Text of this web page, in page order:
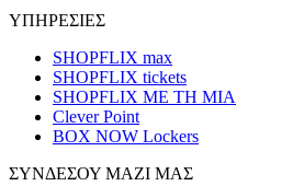
ΥΠΗΡΕΣΙΕΣ
SHOPFLIX max
SHOPFLIX tickets
SHOPFLIX ΜΕ ΤΗ ΜΙΑ
Clever Point
BOX NOW Lockers
ΣΥΝΔΕΣΟΥ ΜΑΖΙ ΜΑΣ